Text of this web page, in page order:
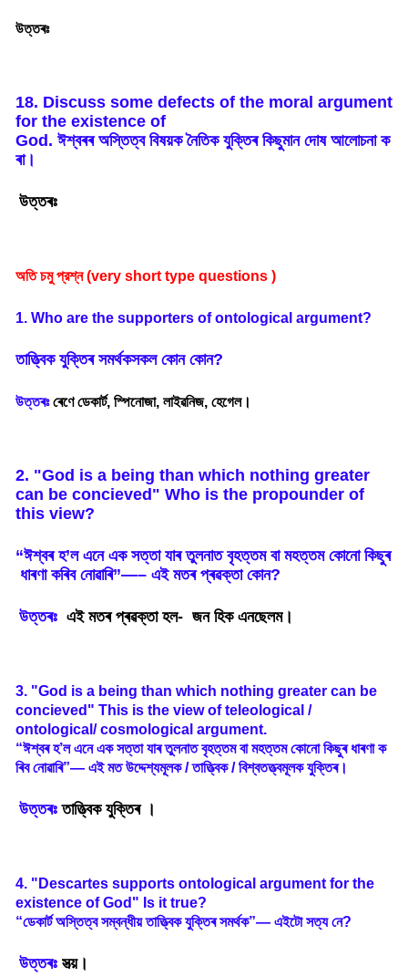
উত্তৰঃ
18. Discuss some defects of the moral argument
for the existence of
God. ঈশ্বৰৰ অস্তিত্ব বিষয়ক নৈতিক যুক্তিৰ কিছুমান দোষ আলোচনা ক
ৰা।
উত্তৰঃ
অতি চমু প্রশ্ন(very short type questions )
1. Who are the supporters of ontological argument?
তাত্ত্বিক যুক্তিৰ সমৰ্থকসকল কোন কোন?
উত্তৰঃৰেণে ডেকাৰ্ট, স্পিনোজা, লাইৱনিজ, হেগেল।
2. "God is a being than which nothing greater
can be concieved" Who is the propounder of
this view?
“ঈশ্বৰ হ’ল এনে এক সত্তা যাৰ তুলনাত বৃহত্তম বা মহত্তম কোনো কিছুৰ
ধাৰণা কৰিব নোৱাৰি”—– এই মতৰ প্ৰৱক্তা কোন?
উত্তৰঃ এই মতৰ প্ৰৱক্তা হল- জন হিক এনছেলম।
3. "God is a being than which nothing greater can be
concieved" This is the view of teleological /
ontological/ cosmological argument.
“ঈশ্বৰ হ’ল এনে এক সত্তা যাৰ তুলনাত বৃহত্তম বা মহত্তম কোনো কিছুৰ ধাৰণা ক
ৰিব নোৱাৰি”— এই মত উদ্দেশ্যমূলক/তাত্ত্বিক/বিশ্বতত্ত্বমূলক যুক্তিৰ।
উত্তৰঃ তাত্ত্বিক যুক্তিৰ ।
4. "Descartes supports ontological argument for the
existence of God" Is it true?
“ডেকার্ট অস্তিত্ব সম্বন্ধীয় তাত্ত্বিক যুক্তিৰ সমৰ্থক”— এইটো সত্য নে?
উত্তৰঃ সত্য়।